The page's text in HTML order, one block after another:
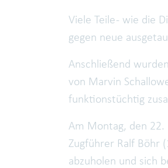
Viele Teile - wie die
gegen neue
Anschließend
von Marvin
funktionstüchtig
Am Montag, den 22.
Zugführer Ralf Böhr
abzuholen und sich